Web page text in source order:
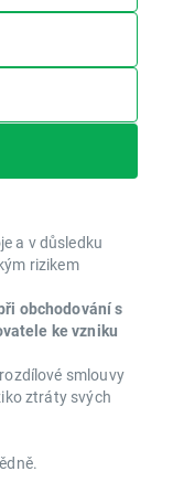
a v důsledku
rizikem
obchodování s
ke vzniku
smlouvy
ztráty svých